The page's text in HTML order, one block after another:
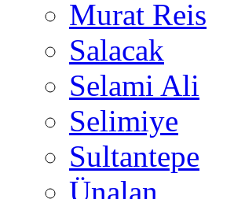
Murat Reis
Salacak
Selami Ali
Selimiye
Sultantepe
Ünalan